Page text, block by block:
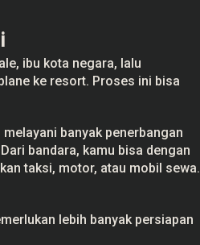
ibu kota negara, lalu
ke resort. Proses ini bisa
banyak penerbangan
bandara, kamu bisa dengan
taksi, motor, atau mobil sewa.
lebih banyak persiapan